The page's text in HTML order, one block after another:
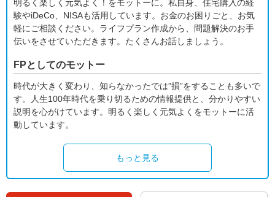
明るく楽しく元気よく！をモットーに。私自身、住宅購入の経
験やiDeCo、NISAも活用しています。お金のお困りごと、お気
軽にご相談ください。ライフプラン作成から、問題解決のお手
伝いをさせていただきます。たくさんお話しましょう。
FPとしてのモットー
時代が大きく変わり、知らなかったでは”損”をすることも多いで
す。人生100年時代を乗り切るための情報提供と、分かりやすい
説明を心がけています。明るく楽しく元気よくをモットーに活
動しています。
もっと見る